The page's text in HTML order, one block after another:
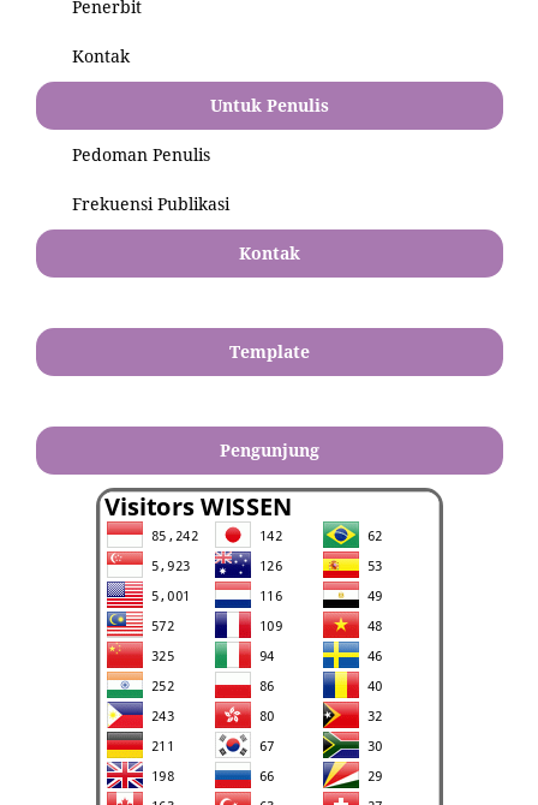
Penerbit
Kontak
Untuk Penulis
Pedoman Penulis
Frekuensi Publikasi
Kontak
Template
Pengunjung